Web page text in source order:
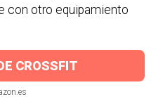
con otro equipamiento
CROSSFIT